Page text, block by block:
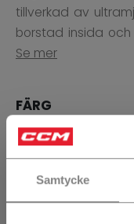
Samtycke
tillverkad av
borstad insida
Se mer
FÄRG
selected